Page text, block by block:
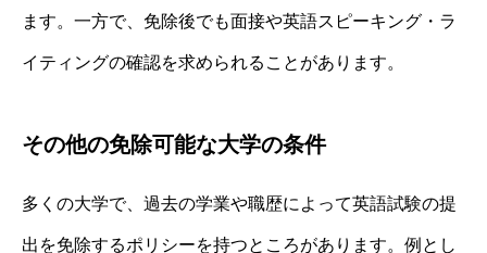
ます。一方で、免除後でも面接や英語スピーキング・ラ
イティングの確認を求められることがあります。
その他の免除可能な大学の条件
多くの大学で、過去の学業や職歴によって英語試験の提
出を免除するポリシーを持つところがあります。例とし